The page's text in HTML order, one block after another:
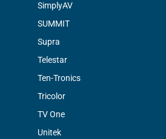
SimplyAV
SUMMIT
Supra
Telestar
Ten-Tronics
Tricolor
TV One
Unitek